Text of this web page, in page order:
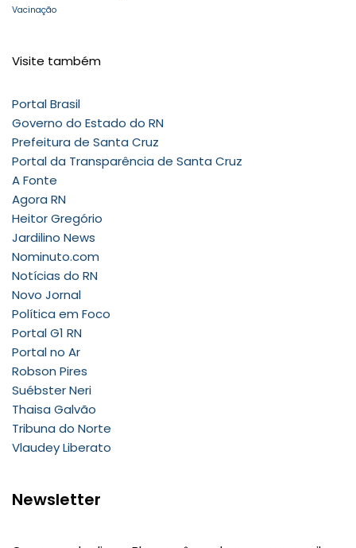
Vacinação
Visite também
Portal Brasil
Governo do Estado do RN
Prefeitura de Santa Cruz
Portal da Transparência de Santa Cruz
A Fonte
Agora RN
Heitor Gregório
Jardilino News
Nominuto.com
Notícias do RN
Novo Jornal
Política em Foco
Portal G1 RN
Portal no Ar
Robson Pires
Suébster Neri
Thaisa Galvão
Tribuna do Norte
Vlaudey Liberato
Newsletter